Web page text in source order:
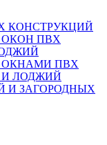
КОНСТРУКЦИЙ
ПВХ
ОКНАМИ ПВХ
И ЛОДЖИЙ
И ЗАГОРОДНЫХ